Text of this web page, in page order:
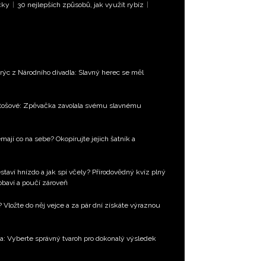
30 nejlepších způsobů, jak využít rybíz
z Národního divadla: Slavný herec se měl
Zpěvačka zavolala svému slavnému
co na sebe? Okopírujte jejich šatník a
hnízdo a jak spí včely? Přírodovědný kvíz plný
a poučí zároveň
do něj vejce a za pár dní získáte výraznou
Vyberte správný tvaroh pro dokonalý výsledek